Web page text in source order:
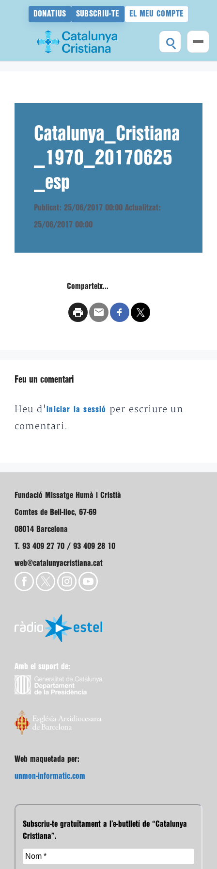
DONATIUS SUBSCRIU-TE EL MEU COMPTE
Catalunya_Cristiana
_1970_20170625
_esp
Publicat: 25/06/2017 00:00 Actualitzat:
25/06/2017 00:00
Comparteix...
Feu un comentari
Heu d'iniciar la sessió
per escriure un
comentari.
Fundació Missatge Humà i Cristià
Comtes de Bell-lloc, 67-69
08014 Barcelona
T. 93 409 27 70 / 93 409 28 10
web@catalunyacristiana.cat
Amb el suport de:
Web maquetada per:
unmon-informatic.com
Subscriu-te gratuïtament a l’e-butlletí de “Catalunya
Cristiana”.